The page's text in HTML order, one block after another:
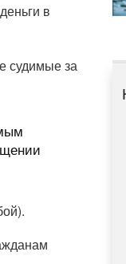
в
судимые за